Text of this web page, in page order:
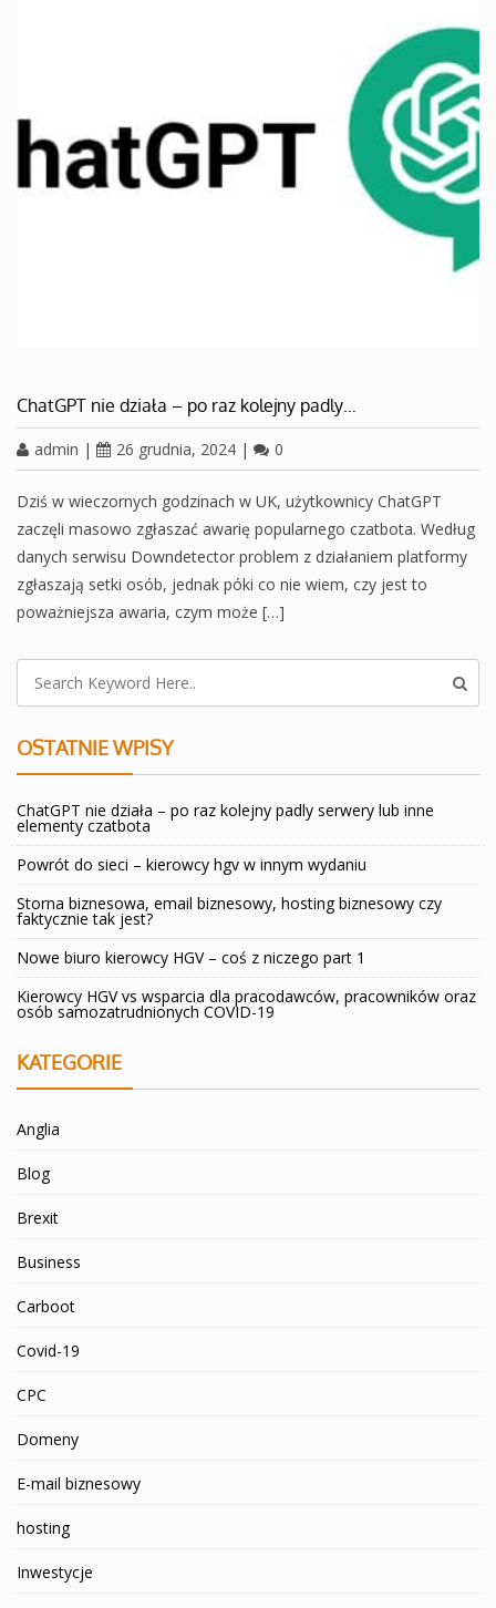
ChatGPT nie działa – po raz kolejny padly…
admin | 26 grudnia, 2024 | 0
Dziś w wieczornych godzinach w UK, użytkownicy ChatGPT
zaczęli masowo zgłaszać awarię popularnego czatbota. Według
danych serwisu Downdetector problem z działaniem platformy
zgłaszają setki osób, jednak póki co nie wiem, czy jest to
poważniejsza awaria, czym może […]
OSTATNIE WPISY
ChatGPT nie działa – po raz kolejny padly serwery lub inne
elementy czatbota
Powrót do sieci – kierowcy hgv w innym wydaniu
Storna biznesowa, email biznesowy, hosting biznesowy czy
faktycznie tak jest?
Nowe biuro kierowcy HGV – coś z niczego part 1
Kierowcy HGV vs wsparcia dla pracodawców, pracowników oraz
osób samozatrudnionych COVID-19
KATEGORIE
Anglia
Blog
Brexit
Business
Carboot
Covid-19
CPC
Domeny
E-mail biznesowy
hosting
Inwestycje